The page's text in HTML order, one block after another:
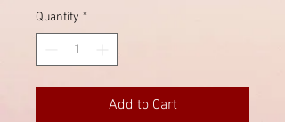
Quantity *
Add to Cart